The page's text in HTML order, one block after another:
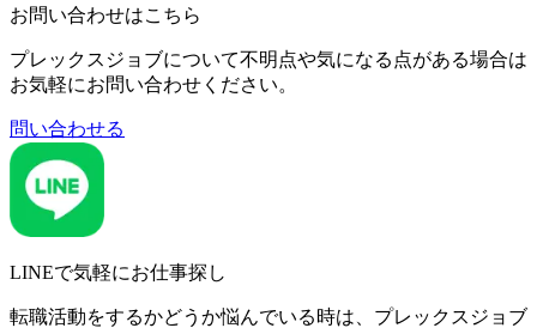
お問い合わせはこちら
プレックスジョブについて不明点や気になる点がある場合は
お気軽にお問い合わせください。
問い合わせる
LINEで気軽にお仕事探し
転職活動をするかどうか悩んでいる時は、プレックスジョブ